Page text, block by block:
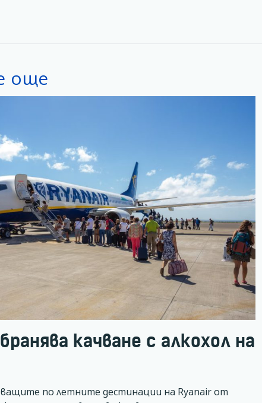
още
качване с алкохол на
по летните дестинации на Ryanair от